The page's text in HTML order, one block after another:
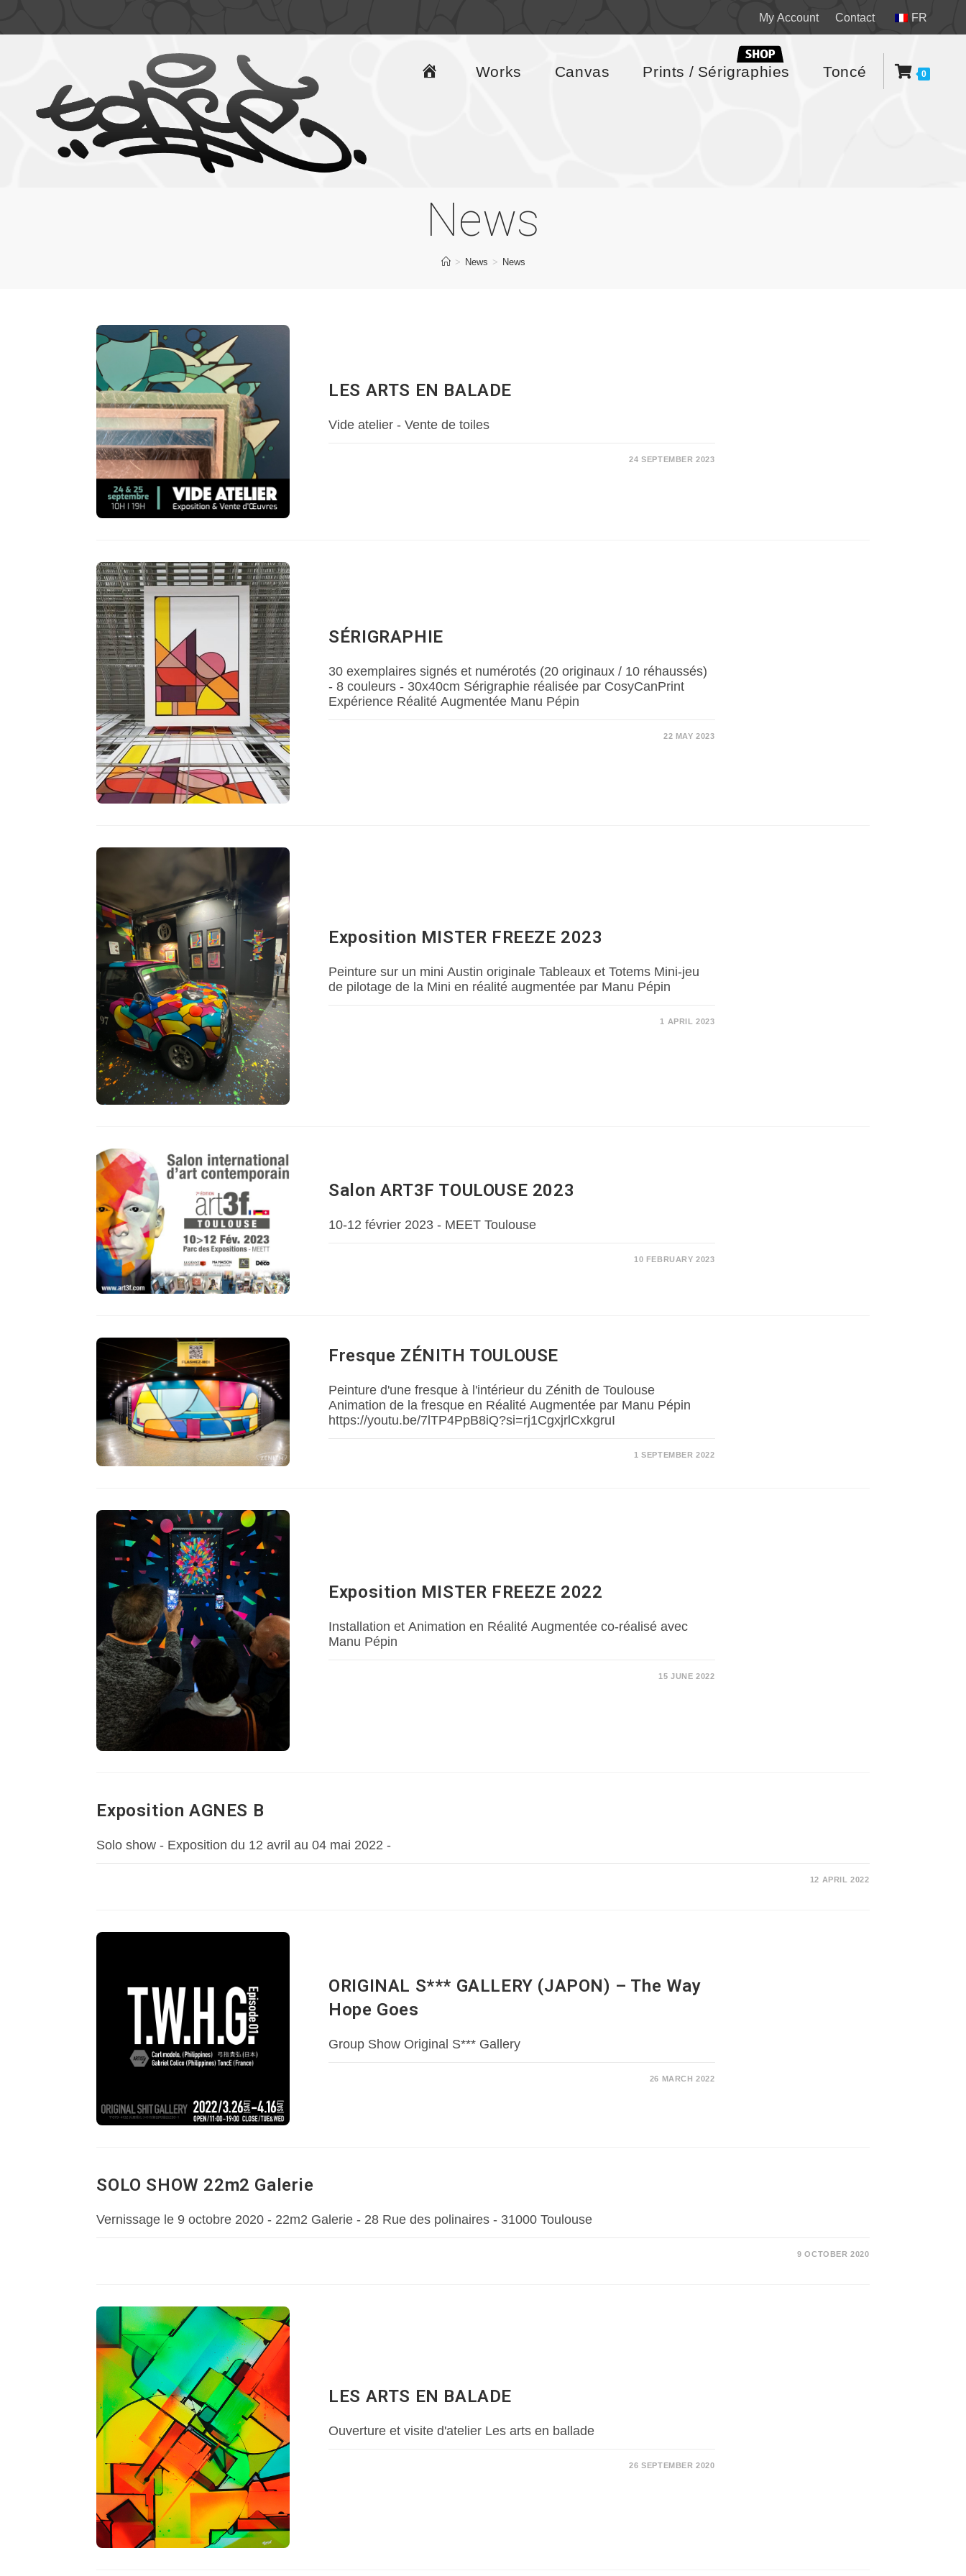
My Account Contact FR
Works Canvas Prints / Sérigraphies Toncé 0
News
> News > News
LES ARTS EN BALADE
Vide atelier - Vente de toiles
24 SEPTEMBER 2023
SÉRIGRAPHIE
30 exemplaires signés et numérotés (20 originaux / 10 réhaussés)
- 8 couleurs - 30x40cm Sérigraphie réalisée par CosyCanPrint
Expérience Réalité Augmentée Manu Pépin
22 MAY 2023
Exposition MISTER FREEZE 2023
Peinture sur un mini Austin originale Tableaux et Totems Mini-jeu
de pilotage de la Mini en réalité augmentée par Manu Pépin
1 APRIL 2023
Salon ART3F TOULOUSE 2023
10-12 février 2023 - MEET Toulouse
10 FEBRUARY 2023
Fresque ZÉNITH TOULOUSE
Peinture d'une fresque à l'intérieur du Zénith de Toulouse
Animation de la fresque en Réalité Augmentée par Manu Pépin
https://youtu.be/7lTP4PpB8iQ?si=rj1CgxjrlCxkgruI
1 SEPTEMBER 2022
Exposition MISTER FREEZE 2022
Installation et Animation en Réalité Augmentée co-réalisé avec
Manu Pépin
15 JUNE 2022
Exposition AGNES B
Solo show - Exposition du 12 avril au 04 mai 2022 -
12 APRIL 2022
ORIGINAL S*** GALLERY (JAPON) – The Way
Hope Goes
Group Show Original S*** Gallery
26 MARCH 2022
SOLO SHOW 22m2 Galerie
Vernissage le 9 octobre 2020 - 22m2 Galerie - 28 Rue des polinaires - 31000 Toulouse
9 OCTOBER 2020
LES ARTS EN BALADE
Ouverture et visite d'atelier Les arts en ballade
26 SEPTEMBER 2020